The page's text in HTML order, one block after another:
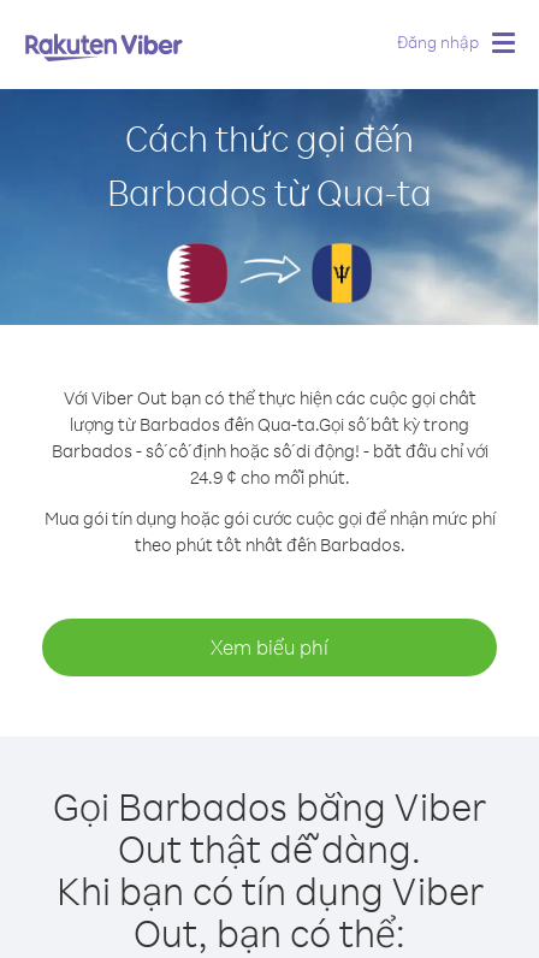
Đăng nhập
Cách thức gọi đến
Barbados từ Qua-ta
Với Viber Out bạn có thể thực hiện các cuộc gọi chất
lượng từ Barbados đến Qua-ta.Gọi số bất kỳ trong
Barbados - số cố định hoặc số di động! - bắt đầu chỉ với
24.9 ¢ cho mỗi phút.
Mua gói tín dụng hoặc gói cước cuộc gọi để nhận mức phí
theo phút tốt nhất đến Barbados.
Xem biểu phí
Gọi Barbados bằng Viber
Out thật dễ dàng.
Khi bạn có tín dụng Viber
Out, bạn có thể: